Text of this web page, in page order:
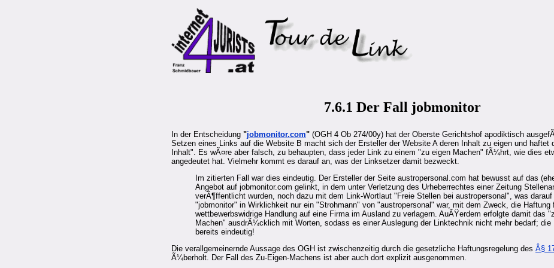
7.6.1 Der Fall jobmonitor
In der Entscheidung "jobmonitor.com" (OGH 4 Ob 274/00y) hat der Oberste Gerichtshof apodiktisch
Setzen eines Links auf die Website B macht sich der Ersteller der Website A deren Inhalt zu eigen und haftet
Inhalt". Es wÃ¤re aber falsch, zu behaupten, dass jeder Link zu einem "zu eigen Machen" fÃ¼hrt, wie dies
angedeutet hat. Vielmehr kommt es darauf an, was der Linksetzer damit bezweckt.
Im zitierten Fall war dies eindeutig. Der Ersteller der Seite austropersonal.com hat bewusst auf das
Angebot auf jobmonitor.com gelinkt, in dem unter Verletzung des Urheberrechtes einer Zeitung
verÃ¶ffentlicht wurden, noch dazu mit dem Link-Wortlaut "Freie Stellen bei austropersonal", was
"jobmonitor" in Wirklichkeit nur ein "Strohmann" von "austropersonal" war, mit dem Zweck, die
wettbewerbswidrige Handlung auf eine Firma im Ausland zu verlagern. AuÃŸerdem erfolgte damit das
Machen" ausdrÃ¼cklich mit Worten, sodass es einer Auslegung der Linktechnik nicht mehr bedarf; die
bereits eindeutig!
Die verallgemeinernde Aussage des OGH ist zwischenzeitig durch die gesetzliche Haftungsregelung des Â§
Ã¼berholt. Der Fall des Zu-Eigen-Machens ist aber auch dort explizit ausgenommen.